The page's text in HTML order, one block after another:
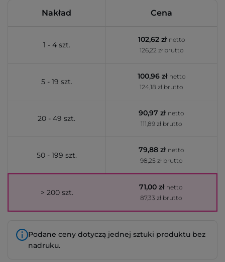
Nakład Cena
1 - 4 szt.
102,62 zł netto
126,22 zł brutto
5 - 19 szt.
100,96 zł netto
124,18 zł brutto
20 - 49 szt.
90,97 zł netto
111,89 zł brutto
50 - 199 szt.
79,88 zł netto
98,25 zł brutto
> 200 szt.
71,00 zł netto
87,33 zł brutto
Podane ceny dotyczą jednej sztuki produktu bez
nadruku.